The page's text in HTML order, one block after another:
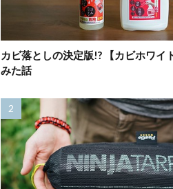
カビ落としの決定版!? 【カビホワイ
みた話